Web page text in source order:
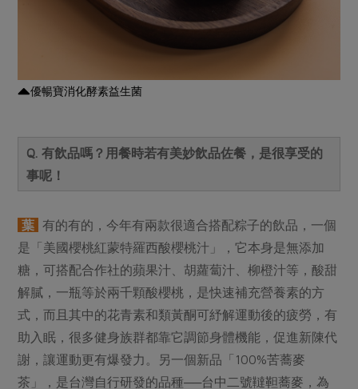
優暢寶消化酵素益生菌
Q. 有飲品嗎？用餐時若有美妙飲品佐餐，是很享受的
事呢！
葉 有的有的，今年有兩款很適合搭配粽子的飲品，一個
是「美國櫻桃紅蒙特羅西酸櫻桃汁」，它本身是無添加
糖，可搭配合作社的蘋果汁、胡蘿蔔汁、柳橙汁等，酸甜
解膩，一瓶等於兩千顆酸櫻桃，是快速補充營養素的方
式，而且其中的花青素和類黃酮可紓解運動後的疲勞，有
助入眠，很多健身族群都靠它調節身體機能，促進新陳代
謝，讓運動更有爆發力。另一個新品「100%苦蕎麥
茶」，是台灣自行研發的品種──台中二號韃靼蕎麥，為